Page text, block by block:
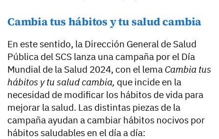
Cambia tus hábitos y tu salud cambia
En este sentido, la Dirección General de Salud
Pública del SCS lanza una campaña por el Día
Mundial de la Salud 2024, con el lema Cambia tus
hábitos y tu salud cambia, que incide en la
necesidad de modificar los hábitos de vida para
mejorar la salud. Las distintas piezas de la
campaña ayudan a cambiar hábitos nocivos por
hábitos saludables en el día a día: